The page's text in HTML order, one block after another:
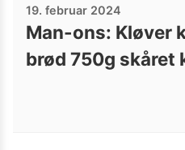
19. februar 2024
Man-ons: Kløver
brød 750g skåret